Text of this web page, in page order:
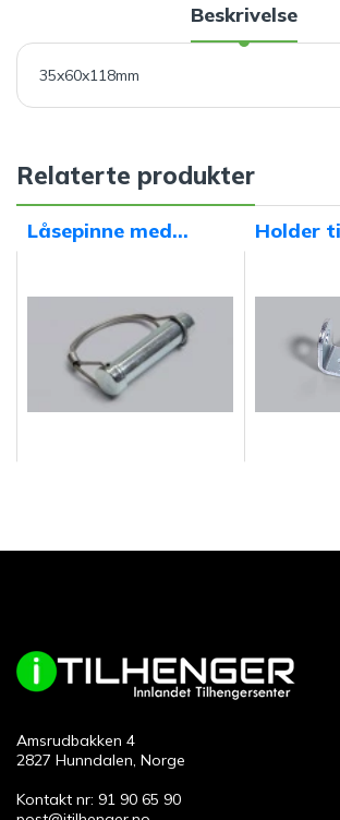
Beskrivelse
35x60x118mm
Relaterte produkter
Låsepinne med
Holder
Amsrudbakken 4
2827 Hunndalen, Norge
Kontakt nr: 91 90 65 90